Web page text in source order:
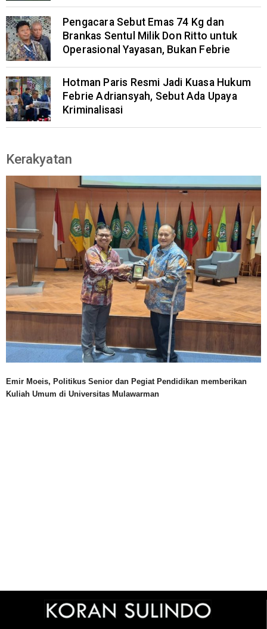
Pengacara Sebut Emas 74 Kg dan
Brankas Sentul Milik Don Ritto untuk
Operasional Yayasan, Bukan Febrie
Hotman Paris Resmi Jadi Kuasa Hukum
Febrie Adriansyah, Sebut Ada Upaya
Kriminalisasi
Kerakyatan
Emir Moeis, Politikus Senior dan Pegiat Pendidikan memberikan
Kuliah Umum di Universitas Mulawarman